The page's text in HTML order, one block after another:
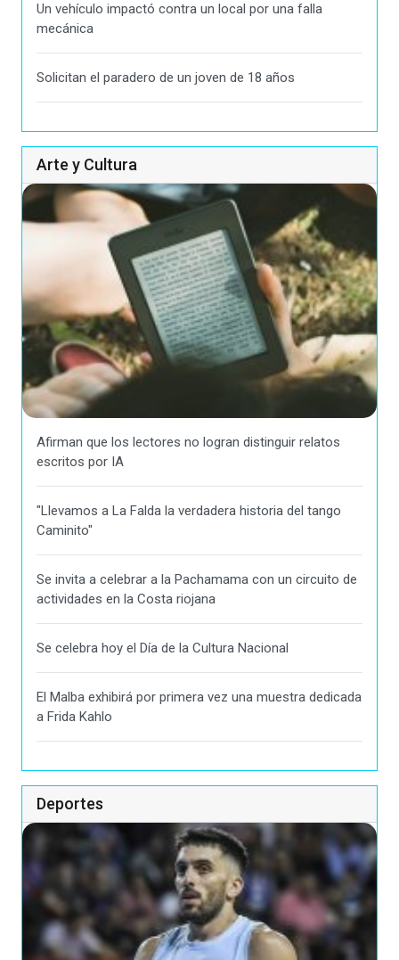
Un vehículo impactó contra un local por una falla
mecánica
Solicitan el paradero de un joven de 18 años
Arte y Cultura
Afirman que los lectores no logran distinguir relatos
escritos por IA
"Llevamos a La Falda la verdadera historia del tango
Caminito"
Se invita a celebrar a la Pachamama con un circuito de
actividades en la Costa riojana
Se celebra hoy el Día de la Cultura Nacional
El Malba exhibirá por primera vez una muestra dedicada
a Frida Kahlo
Deportes